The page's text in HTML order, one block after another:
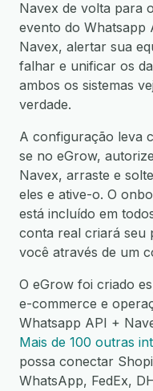
Navex de volta para
evento do Whatsapp
Navex, alertar sua
falhar e unificar os
ambos os sistemas
verdade.
A configuração leva
se no eGrow,
Navex, arraste e
eles e ative-o. O
está incluído em
conta real criará seu
você através de um
O eGrow foi criado
e-commerce e
Whatsapp API +
Mais de 100 outras
possa conectar
WhatsApp, FedEx,